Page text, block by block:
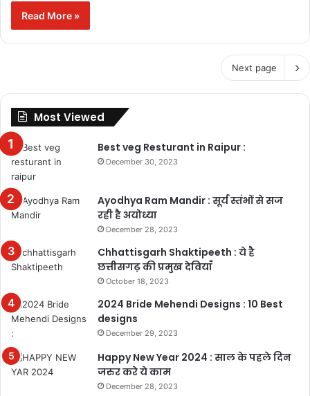
Read More »
Next page
Most Viewed
Best veg Resturant in Raipur :
December 30, 2023
Ayodhya Ram Mandir : सूर्य स्तंभों से सज
रही है अयोध्या
December 28, 2023
Chhattisgarh Shaktipeeth : ये है
छत्तीसगढ़ की प्रमुख देवियाँ
October 18, 2023
2024 Bride Mehendi Designs : 10 Best
designs
December 29, 2023
Happy New Year 2024 : साल के पहले दिन
जरुर करे ये काम
December 28, 2023